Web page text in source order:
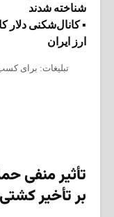
شناخته شدند
▪ کانال‌شکنی دلار
ارز ایران
تبلیغات: برای
تأثیر منفی
بر تأخیر